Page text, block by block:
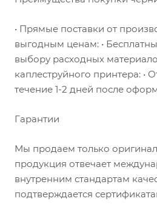
• Прямые поставки от
выгодным ценам: •
выбору расходных
каплеструйного принтера: •
течение 1-2 дней после
Гарантии
Мы продаем только
продукция отвечает
внутренним стандартам
подтверждается